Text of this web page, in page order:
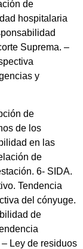
de
hospitalaria
Suprema. –
y
de
de los
en las
de
6- SIDA.
Tendencia
del cónyuge.
de
Ley de residuos